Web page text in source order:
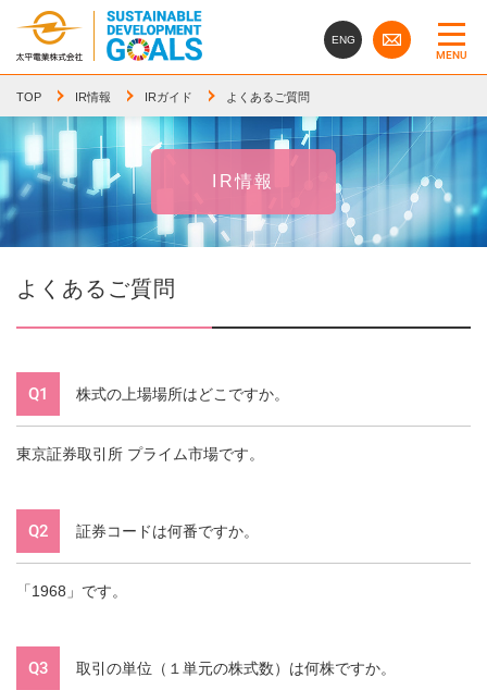
ENG
MENU
TOP IR情報 IRガイド よくあるご質問
IR情報
よくあるご質問
Q1 株式の上場場所はどこですか。
東京証券取引所 プライム市場です。
Q2 証券コードは何番ですか。
「1968」です。
Q3 取引の単位（１単元の株式数）は何株ですか。